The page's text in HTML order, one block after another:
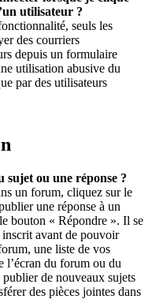
utilisateur ?
seuls les
des courriers
depuis un formulaire
utilisation abusive du
par des utilisateurs
ou une réponse ?
un forum, cliquez sur le
une réponse à un
bouton « Répondre ». Il se
inscrit avant de pouvoir
une liste de vos
l’écran du forum ou du
de nouveaux sujets
des pièces jointes dans